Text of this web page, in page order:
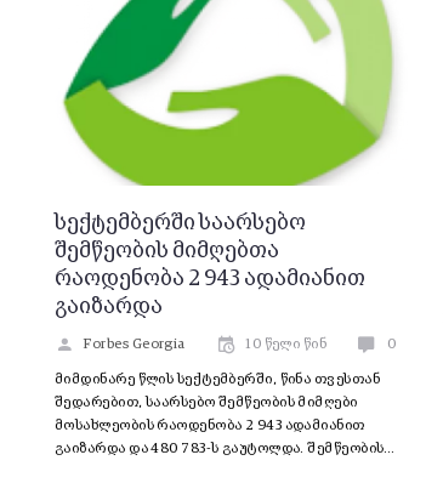
სექტემბერში საარსებო
შემწეობის მიმღებთა
რაოდენობა 2 943 ადამიანით
გაიზარდა
Forbes Georgia 10 წელი წინ 0
მიმდინარე წლის სექტემბერში, წინა თვესთან
შედარებით, საარსებო შემწეობის მიმღები
მოსახლეობის რაოდენობა 2 943 ადამიანით
გაიზარდა და 480 783-ს გაუტოლდა. შემწეობის…